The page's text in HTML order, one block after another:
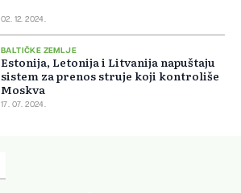
02. 12. 2024.
BALTIČKE ZEMLJE
Estonija, Letonija i Litvanija napuštaju
sistem za prenos struje koji kontroliše
Moskva
17. 07. 2024.